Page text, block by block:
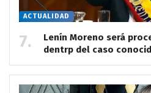
ACTUALIDAD
Lenín Moreno será
dentrp del caso